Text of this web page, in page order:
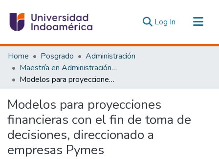
Log In (current)
Communities & Collections
All of DSpace
Statistics
Home Posgrado
Administración
Maestría en Administración de Empresas con Mención en Innovación y Dirección Estratégica
Modelos para proyecciones financieras con el fin de toma de decisiones, direccionado a empresas Pymes
Modelos para proyecciones
financieras con el fin de toma de
decisiones, direccionado a
empresas Pymes